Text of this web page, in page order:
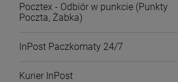
Pocztex - Odbiór w punkcie (Punkty
Poczta, Żabka)
InPost Paczkomaty 24/7
Kurier InPost